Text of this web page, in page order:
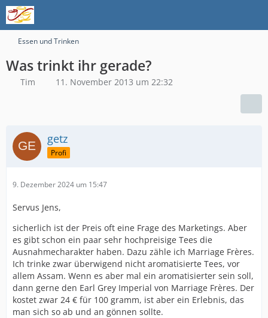
Essen und Trinken
Was trinkt ihr gerade?
Tim 11. November 2013 um 22:32
getz
Profi
9. Dezember 2024 um 15:47
Servus Jens,
sicherlich ist der Preis oft eine Frage des Marketings. Aber
es gibt schon ein paar sehr hochpreisige Tees die
Ausnahmecharakter haben. Dazu zähle ich Marriage Frères.
Ich trinke zwar überwigend nicht aromatisierte Tees, vor
allem Assam. Wenn es aber mal ein aromatisierter sein soll,
dann gerne den Earl Grey Imperial von Marriage Frères. Der
kostet zwar 24 € für 100 gramm, ist aber ein Erlebnis, das
man sich so ab und an gönnen sollte.